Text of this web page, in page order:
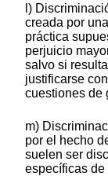
l)
creada por
práctica
perjuicio
salvo si
justificarse
cuestiones de
m)
por el hecho
suelen ser
específicas